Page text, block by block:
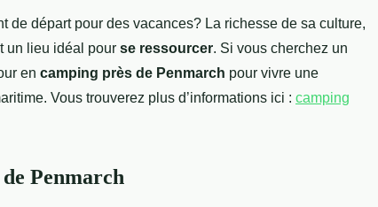
de départ pour des vacances? La richesse de sa culture,
un lieu idéal pour se ressourcer. Si vous cherchez un
en camping près de Penmarch pour vivre une
Vous trouverez plus d’informations ici : camping
Penmarch